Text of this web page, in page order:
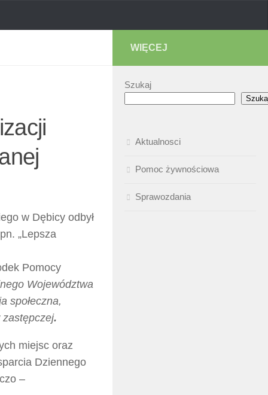
w Dębicy odbył
„Lepsza
Pomocy
Województwa
społeczna,
zastępczej.
miejsc oraz
Dziennego
–
WIĘCEJ
Szukaj
Aktualnosci
Pomoc żywnościowa
Sprawozdania